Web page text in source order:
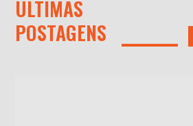
ULTIMAS
POSTAGENS